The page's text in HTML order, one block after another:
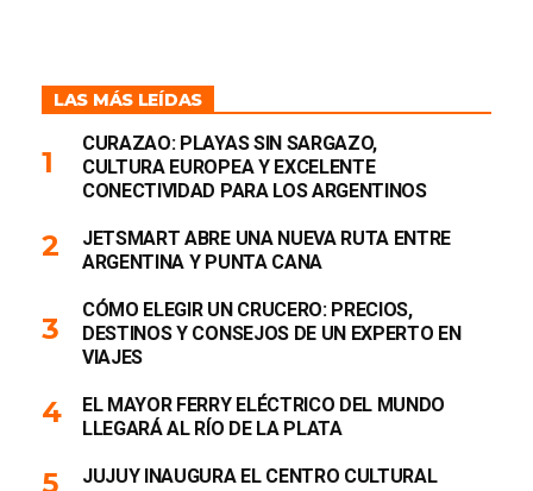
LAS MÁS LEÍDAS
CURAZAO: PLAYAS SIN SARGAZO,
CULTURA EUROPEA Y EXCELENTE
CONECTIVIDAD PARA LOS ARGENTINOS
JETSMART ABRE UNA NUEVA RUTA ENTRE
ARGENTINA Y PUNTA CANA
CÓMO ELEGIR UN CRUCERO: PRECIOS,
DESTINOS Y CONSEJOS DE UN EXPERTO EN
VIAJES
EL MAYOR FERRY ELÉCTRICO DEL MUNDO
LLEGARÁ AL RÍO DE LA PLATA
JUJUY INAUGURA EL CENTRO CULTURAL